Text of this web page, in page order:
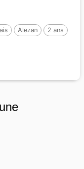
Alezan
2 ans